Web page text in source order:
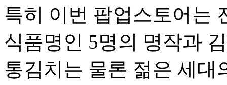
특히 이번 팝업스토어는
식품명인 5명의 명작과
통김치는 물론 젊은 세대